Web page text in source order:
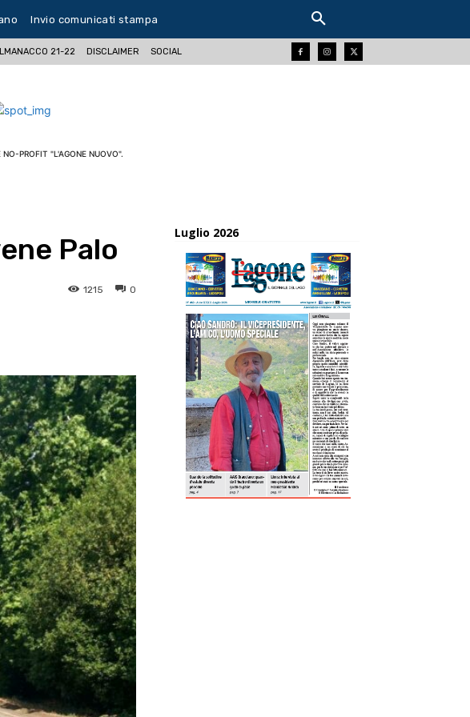
Invio comunicati stampa
21-22 DISCLAIMER SOCIAL
PROFIT "L'AGONE NUOVO".
Palo
0
1215
Tumblr Telegram
Luglio 2026